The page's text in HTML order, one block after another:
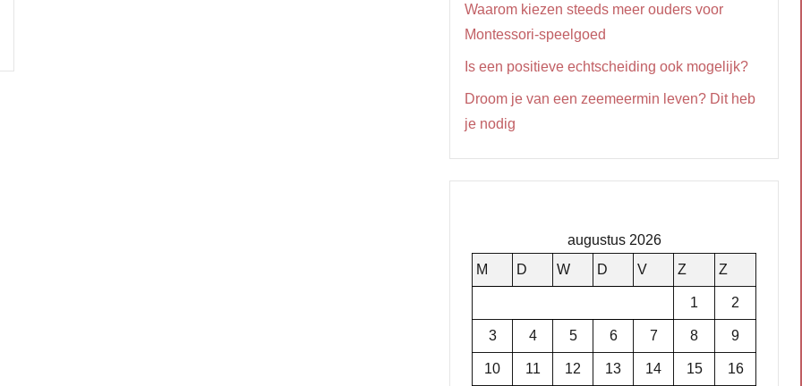
Waarom kiezen steeds meer ouders voor
Montessori-speelgoed
Is een positieve echtscheiding ook mogelijk?
Droom je van een zeemeermin leven? Dit heb
je nodig
augustus 2026
M
D W D V Z Z
1 2
3 4 5 6 7 8 9
10 11 12 13 14 15 16